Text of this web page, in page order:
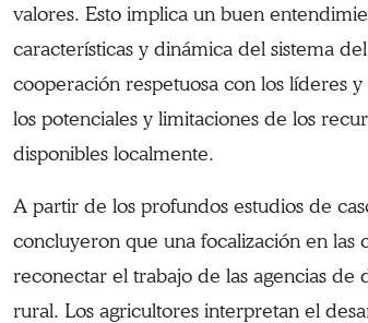
valores. Esto implica un buen
características y dinámica del sistema
cooperación respetuosa con los líderes
los potenciales y limitaciones de los
disponibles localmente.
A partir de los profundos estudios de
concluyeron que una focalización en
reconectar el trabajo de las agencias
rural. Los agricultores interpretan el